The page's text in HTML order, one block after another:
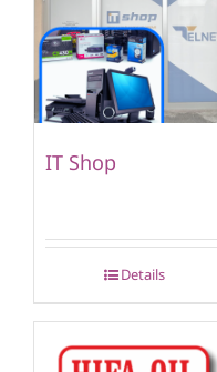
IT Shop
Details